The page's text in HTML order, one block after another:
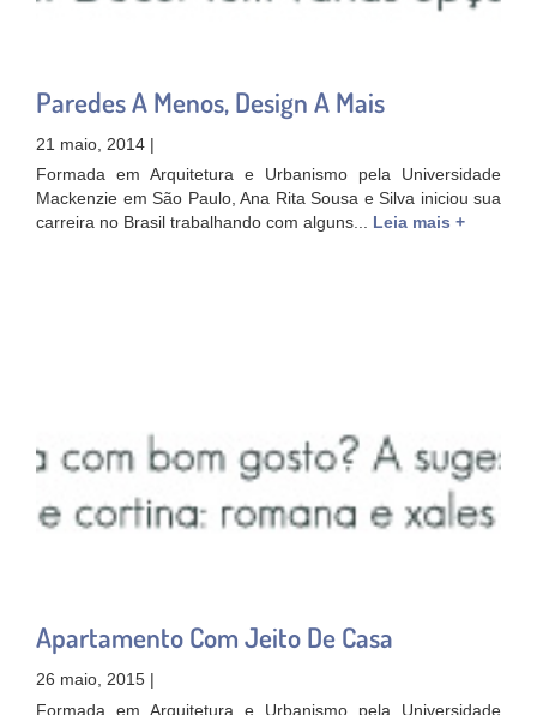
Paredes A Menos, Design A Mais
21 maio, 2014 |
Formada em Arquitetura e Urbanismo pela Universidade
Mackenzie em São Paulo, Ana Rita Sousa e Silva iniciou sua
carreira no Brasil trabalhando com alguns... Leia mais +
Apartamento Com Jeito De Casa
26 maio, 2015 |
Formada em Arquitetura e Urbanismo pela Universidade